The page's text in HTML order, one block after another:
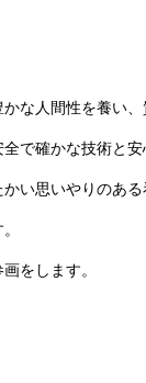
な人間性を養い、
で確かな技術と安
い思いやりのある
をします。